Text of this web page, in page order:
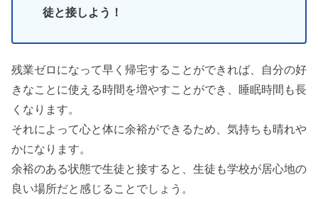
徒と接しよう！
残業ゼロになって早く帰宅することができれば、自分の好
きなことに使える時間を増やすことができ、睡眠時間も長
くなります。
それによって心と体に余裕ができるため、気持ちも晴れや
かになります。
余裕のある状態で生徒と接すると、生徒も学校が居心地の
良い場所だと感じることでしょう。